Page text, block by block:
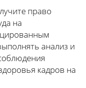
право
на
анализ и
кадров на